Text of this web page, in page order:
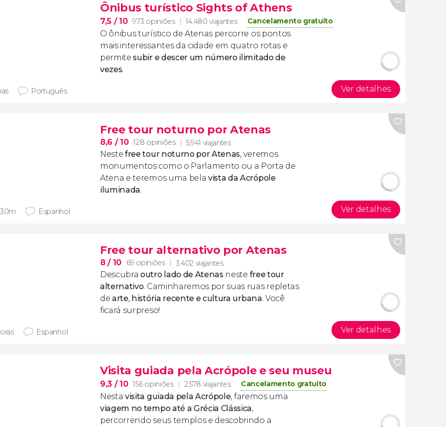
Ônibus turístico Sights of Athens
7,5 / 10 973 opiniões 14.480 viajantes Cancelamento gratuito
O ônibus turístico de Atenas percorre os pontos
mais interessantes da cidade em quatro rotas e
permitesubir e descer um número ilimitado de
vezes.
Português Ver detalhes
Free tour noturno por Atenas
8,6 / 10 128 opiniões 5.941 viajantes
Nestefree tour noturno por Atenas, veremos
monumentos como o Parlamento ou a Porta de
Atena e teremos uma bela vista da Acrópole
iluminada.
Espanhol Ver detalhes
Free tour alternativo por Atenas
8/ 10 69 opiniões 3.402 viajantes
Descubraoutro lado de Atenas neste free tour
alternativo. Caminharemos por suas ruas repletas
dearte, história recente e cultura urbana. Você
ficará surpreso!
Espanhol Ver detalhes
Visita guiada pela Acrópole e seu museu
9,3 / 10 156 opiniões 2.578 viajantes Cancelamento gratuito
Nestavisita guiada pela Acrópole, faremos uma
viagem no tempo até a Grécia Clássica,
percorrendo seus templos e descobrindo a